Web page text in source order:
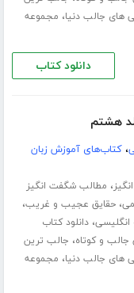
های جالب دنیا، مجموعه
دانلود کتاب
هشتم
،کتاب‌های آموزش زبان
، مطالب شگفت انگیز
،حقایق عجیب و غریب،
انگلیسی،دانلود کتاب
و کوتاه، جالب ترین
های جالب دنیا، مجموعه